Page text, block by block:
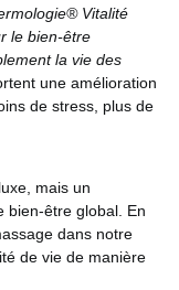
Vitalité
le bien-être
la vie des
une amélioration
de stress, plus de
mais un
bien-être global. En
dans notre
de vie de manière